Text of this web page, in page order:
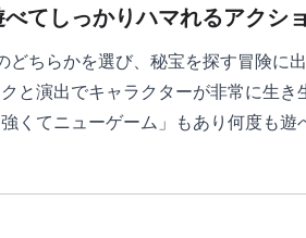
てしっかりハマれるアクシ
どちらかを選び、秘宝を探す冒険に
と演出でキャラクターが非常に生
くてニューゲーム」もあり何度も